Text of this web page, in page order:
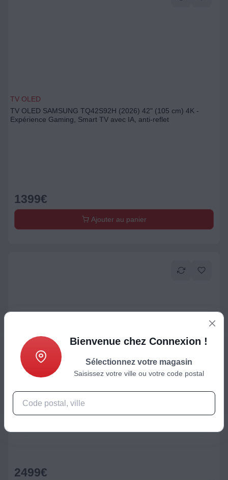
TV OLED
TV OLED SAMSUNG TQ42S92H (2026) 42" (105 cm) 4K -
Expérience Gaming, Smart TV avec IA, anti-reflet
1399€
Ajouter au panier
TV OLED
Expérience Cinéma & Gaming, 120Hz, Smart TV
2499€
Bienvenue chez Connexion !
Sélectionnez votre magasin
Saisissez votre ville ou votre code postal